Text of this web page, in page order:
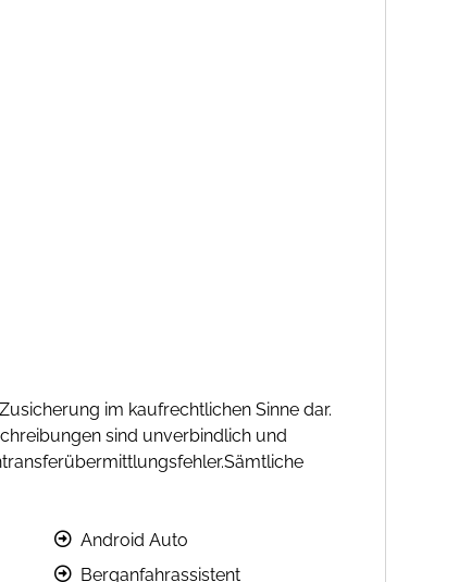
im kaufrechtlichen Sinne dar.
sind unverbindlich und
Android Auto
Berganfahrassistent